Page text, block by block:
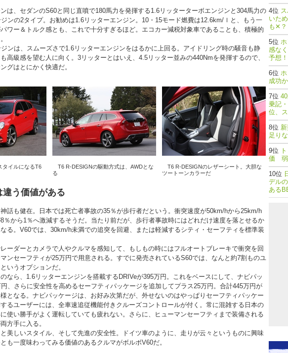
は、セダンのS60と同じ直噴で180馬力を発揮する1.6リッターターボエンジンと304馬力の
ンの2タイプ。お勧めは1.6リッターエンジン。10・15モード燃費は12.6km/ｌと、もう一
ワー＆トルク感とも、これで十分すぎるほど。エコカー減税対象車であることも、積極的
ンは、スムーズさで1.6リッターエンジンをはるかに上回る。アイドリング時の騒音も静
高級感を望む人に向く。3リッターとはいえ、4.5リッター並みの440Nmを発揮するので、
グはとにかく快適だ。
イルになるT6
T6 R-DESIGNの駆動方式は、AWDとな
る
T6 R-DESIGNのレザーシート。大胆な
ツートーンカラーだ
違う価値がある
話も健在。日本では死亡者事故の35％が歩行者だという。衝突速度が50km/hから25km/h
％から1％へ激減するそうだ。当たり前だが、歩行者事故時にはどれだけ速度を落とせるか
る。V60では、30km/h未満での追突を回避、または軽減するシティ・セーフティを標準装
ーダーとカメラで人やクルマを感知して、もしもの時にはフルオートブレーキで衝突を回
ンセーフティが25万円で用意される。すでに発売されているS60では、なんと約7割ものユ
いうオプションだ。
なら、1.6リッターエンジンを搭載するDRIVeが395万円。これをベースにして、ナビパッ
、さらに安全性を高めるセーフティパッケージを追加してプラス25万円。合計445万円が
となる。ナビパッケージは、お好み次第だが、外せないのはやっぱりセーフティパッケー
るユーザーには、全車速追従機能付きクルーズコントロールが付く。常に混雑する日本の
使い勝手がよく運転していても疲れない。さらに、ヒューマンセーフティまで装備される
方手に入る。
美しいスタイル、そして先進の安全性。ドイツ車のように、走りが云々というものに興味
も一度味わってみる価値のあるクルマがボルボV60だ。
いた
も✕？
感な
予想！
成功
乗記
位、
足り
価 弱
デル
ある